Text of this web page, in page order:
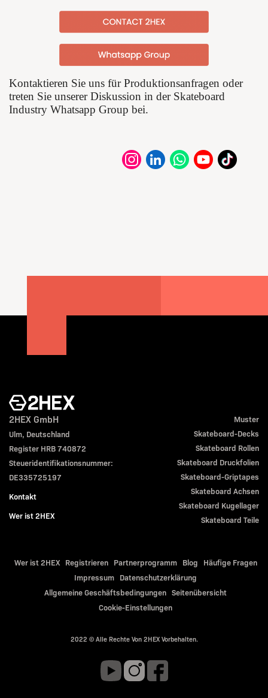
Kontaktieren Sie uns für Produktionsanfragen oder
treten Sie unserer Diskussion in der Skateboard
Industry Whatsapp Group bei.
2HEX GmbH
Ulm, Deutschland
Register HRB 740872
Steueridentifikationsnummer:
DE335725197
Kontakt
Wer ist 2HEX
Muster
Skateboard-Decks
Skateboard Rollen
Skateboard Druckfolien
Skateboard-Griptapes
Skateboard Achsen
Skateboard Kugellager
Skateboard Teile
Wer ist 2HEX Registrieren Partnerprogramm Blog
Häufige Fragen
Impressum
Datenschutzerklärung
Allgemeine Geschäftsbedingungen Seitenübersicht
Cookie-Einstellungen
2022 © Alle Rechte Von 2HEX Vorbehalten.